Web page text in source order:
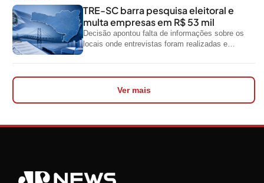
TRE-SC barra pesquisa eleitoral e
multa empresas em R$ 53 mil
Decisão apontou falta de informações sobre os
locais onde entrevistas foram realizadas e
Ver mais